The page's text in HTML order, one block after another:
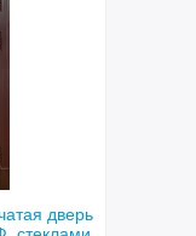
дверь